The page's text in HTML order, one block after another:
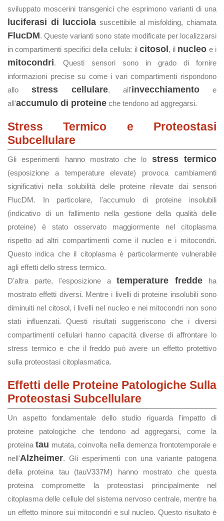
sviluppato moscerini transgenici che esprimono varianti di una
luciferasi di lucciola suscettibile al misfolding, chiamata
FlucDM. Queste varianti sono state modificate per localizzarsi
in compartimenti specifici della cellula: il citosol , il nucleo e i
mitocondri. Questi sensori sono in grado di fornire
informazioni precise su come i vari compartimenti rispondono
allo stress cellulare, all'invecchiamento e
all'accumulo di proteine che tendono ad aggregarsi.
Stress Termico e Proteostasi
Subcellulare
Gli esperimenti hanno mostrato che lo stress termico
(esposizione a temperature elevate) provoca cambiamenti
significativi nella solubilità delle proteine rilevate dai sensori
FlucDM. In particolare, l'accumulo di proteine insolubili
(indicativo di un fallimento nella gestione della qualità delle
proteine) è stato osservato maggiormente nel citoplasma
rispetto ad altri compartimenti come il nucleo e i mitocondri.
Questo indica che il citoplasma è particolarmente vulnerabile
agli effetti dello stress termico.
D'altra parte, l'esposizione atemperature fredde ha
mostrato effetti diversi. Mentre i livelli di proteine insolubili sono
diminuiti nel citosol, i livelli nel nucleo e nei mitocondri non sono
stati influenzati. Questi risultati suggeriscono che i diversi
compartimenti cellulari hanno capacità diverse di affrontare lo
stress termico e che il freddo può avere un effetto protettivo
sulla proteostasi citoplasmatica.
Effetti delle Proteine Patologiche Sulla
Proteostasi Subcellulare
Un aspetto fondamentale dello studio riguarda l'impatto di
proteine patologiche che tendono ad aggregarsi, come la
proteinatau mutata, coinvolta nella demenza frontotemporale e
nell'Alzheimer. Gli esperimenti con una variante patogena
della proteina tau (tauV337M) hanno mostrato che questa
proteina compromette la proteostasi principalmente nel
citoplasma delle cellule del sistema nervoso centrale, mentre ha
un effetto minore sui mitocondri e sul nucleo. Questo risultato è